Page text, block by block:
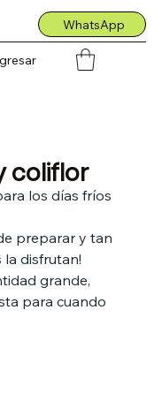
WhatsApp
coliflor
los días fríos
preparar y tan
la disfrutan!
grande,
para cuando